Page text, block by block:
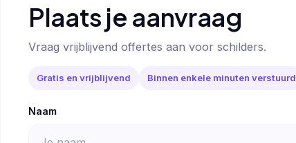
Plaats je aanvraag
Vraag vrijblijvend offertes aan voor schilders.
Gratis en vrijblijvend Binnen enkele minuten verstuurd
Naam